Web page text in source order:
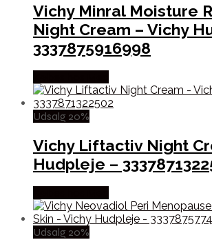
Vichy Minral Moisture
Night Cream – Vichy
3337875916998
Udsalg 20%
Vichy Liftactiv Night
Hudpleje –
Udsalg 20%